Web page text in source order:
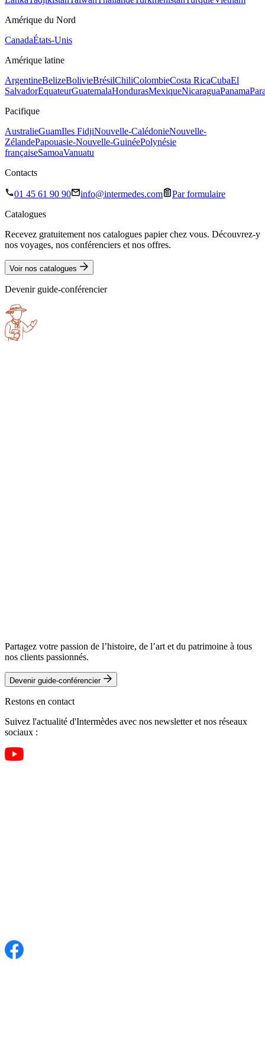
Amérique du Nord
CanadaÉtats-Unis
Amérique latine
ArgentineBelizeBolivieBrésilChiliColombieCosta RicaCubaEl
SalvadorEquateurGuatemalaHondurasMexiqueNicaraguaPanama
Pacifique
AustralieGuamIles FidjiNouvelle-CalédonieNouvelle-
ZélandePapouasie-Nouvelle-GuinéePolynésie
françaiseSamoaVanuatu
Contacts
01 45 61 90 90 info@intermedes.com
Par formulaire
Catalogues
Recevez gratuitement nos catalogues papier chez vous. Découvrez-y
nos voyages, nos conférenciers et nos offres.
Voir nos catalogues
Devenir guide-conférencier
Partagez votre passion de l’histoire, de l’art et du patrimoine à tous
nos clients passionnés.
Devenir guide-conférencier
Restons en contact
Suivez l'actualité d'Intermèdes avec nos newsletter et nos réseaux
sociaux :